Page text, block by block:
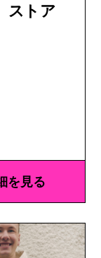
ストア
を見る